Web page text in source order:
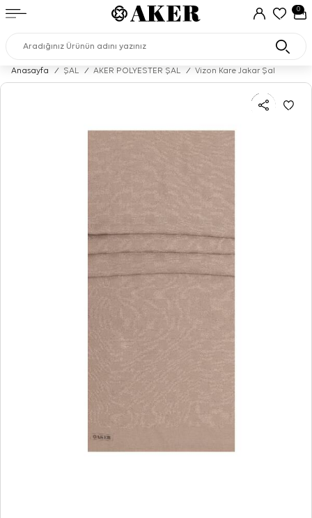
0
Anasayfa / ŞAL / AKER POLYESTER ŞAL / Vizon Kare Jakar Şal